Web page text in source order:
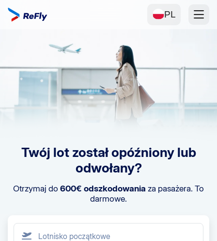
PL
Twój lot został opóźniony lub
odwołany?
Otrzymaj do 600€ odszkodowania za pasażera. To
darmowe.